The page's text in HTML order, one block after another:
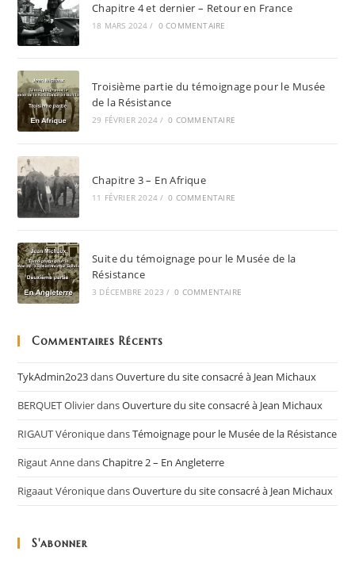
Chapitre 4 et dernier – Retour en France
18 MARS 2024 / 0 COMMENTAIRE
Troisième partie du témoignage pour le Musée
de la Résistance
29 FÉVRIER 2024 / 0 COMMENTAIRE
Chapitre 3 – En Afrique
11 FÉVRIER 2024 / 0 COMMENTAIRE
Suite du témoignage pour le Musée de la
Résistance
3 DÉCEMBRE 2023 / 0 COMMENTAIRE
Commentaires Récents
TykAdmin2o23dansOuverture du site consacré à Jean Michaux
BERQUET OlivierdansOuverture du site consacré à Jean Michaux
RIGAUT VéroniquedansTémoignage pour le Musée de la Résistance
Rigaut AnnedansChapitre 2 – En Angleterre
Rigaaut VéroniquedansOuverture du site consacré à Jean Michaux
S'abonner